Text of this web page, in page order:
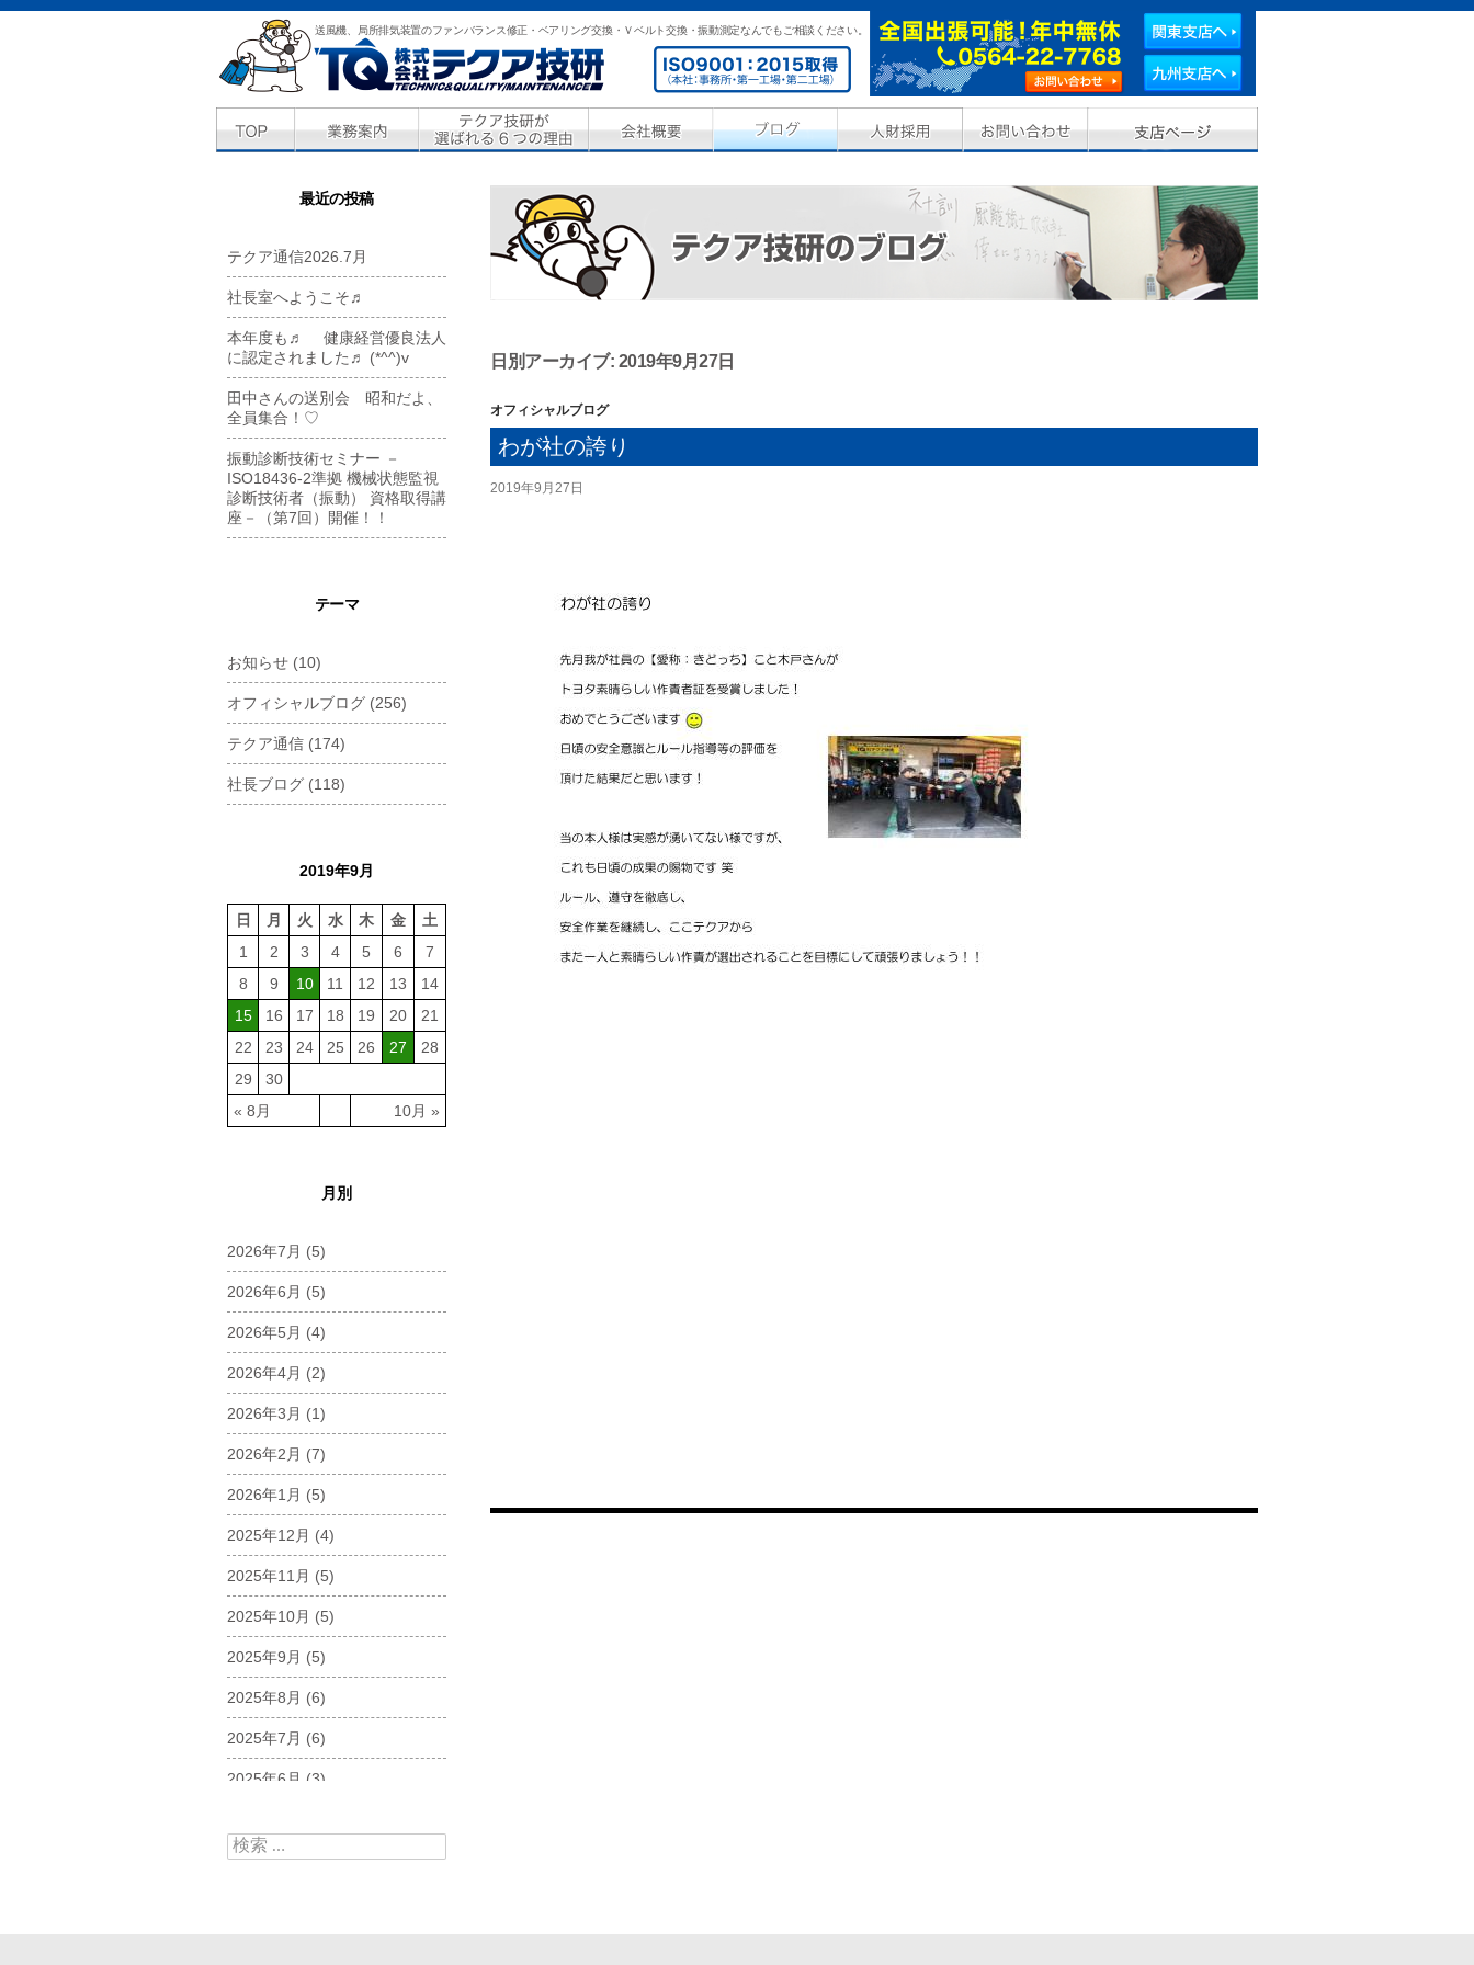
送風機、局所排気装置のファンバランス修正・ベアリング交換・Ｖベルト交換・振動測定なんでもご相談ください。
日別アーカイブ: 2019年9月27日
オフィシャルブログ
わが社の誇り
2019年9月27日
最近の投稿
テクア通信2026.7月
社長室へようこそ♬
本年度も♬ 健康経営優良法人
に認定されました♬ (*^^)v
田中さんの送別会 昭和だよ、
全員集合！♡
振動診断技術セミナー －
ISO18436-2準拠 機械状態監視
診断技術者（振動） 資格取得講
座－（第7回）開催！！
テーマ
お知らせ (10)
オフィシャルブログ (256)
テクア通信 (174)
社長ブログ (118)
2019年9月
日 月 火 水 木 金 土
« 8月 10月 »
1 2 3 4 5 6
7
8
9 10 11 12 13
14
15
16 17 18 19 20
21
22
23 24 25 26 27
28
29
30
月別
2026年7月 (5)
2026年6月 (5)
2026年5月 (4)
2026年4月 (2)
2026年3月 (1)
2026年2月 (7)
2026年1月 (5)
2025年12月 (4)
2025年11月 (5)
2025年10月 (5)
2025年9月 (5)
2025年8月 (6)
2025年7月 (6)
2025年6月 (3)
2025年4月(5)
検索: